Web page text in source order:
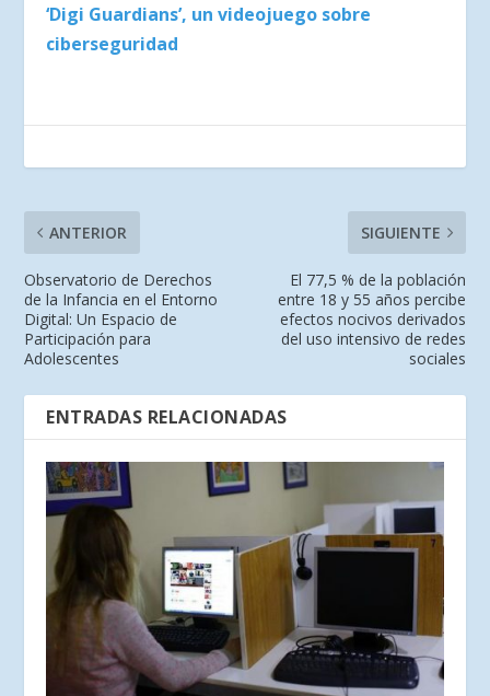
‘Digi Guardians’, un videojuego sobre
ciberseguridad
ANTERIOR
Observatorio de Derechos
de la Infancia en el Entorno
Digital: Un Espacio de
Participación para
Adolescentes
SIGUIENTE
El 77,5 % de la población
entre 18 y 55 años percibe
efectos nocivos derivados
del uso intensivo de redes
sociales
ENTRADAS RELACIONADAS